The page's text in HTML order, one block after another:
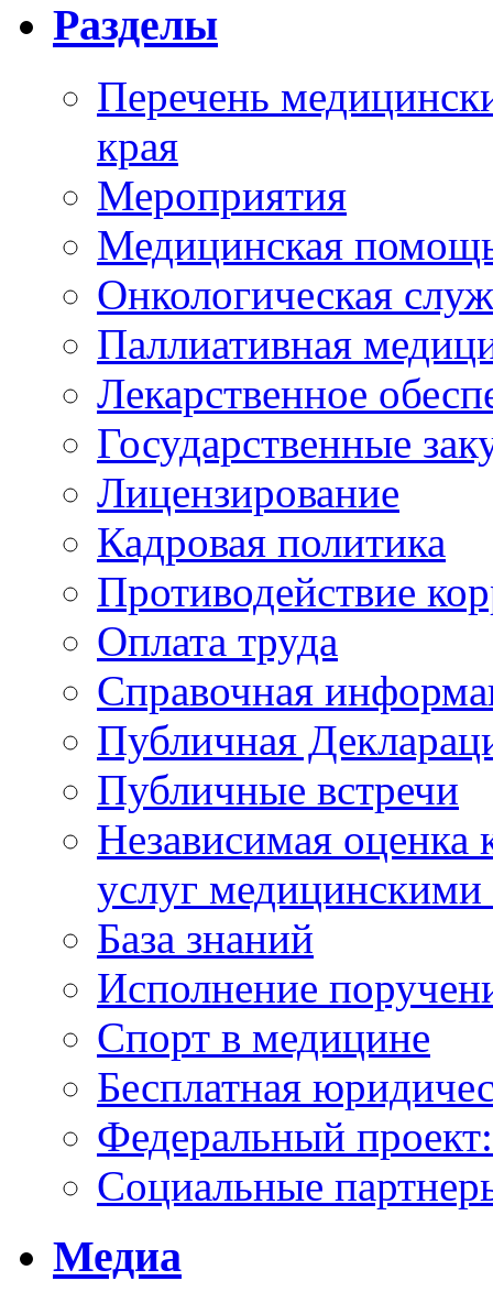
Разделы
Перечень
края
Мероприятия
Медицинская
Онкологическая
Паллиативная
Лекарственное
Государственные
Лицензирование
Кадровая политика
Противодействие
Оплата труда
Справочная
Публичная
Публичные встречи
Независимая оценка
услуг
База знаний
Исполнение
Спорт в медицине
Бесплатная
Федеральный
Социальные
Медиа